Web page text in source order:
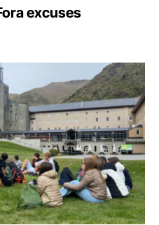
excuses